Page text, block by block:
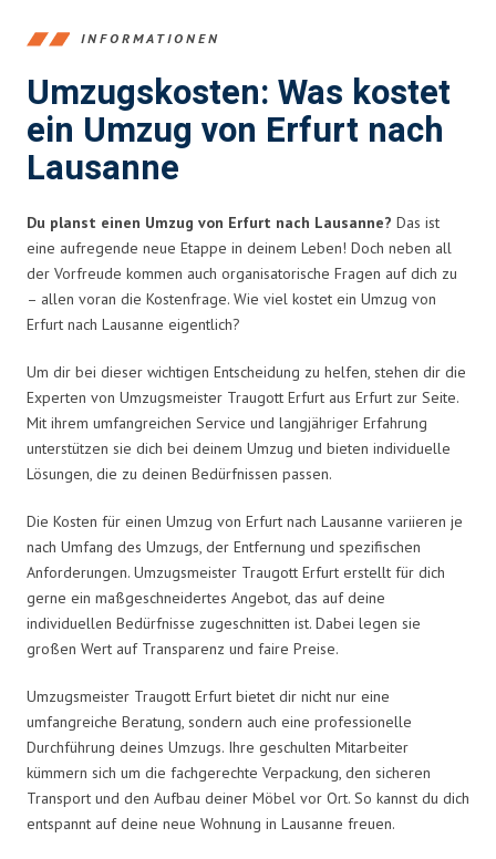
INFORMATIONEN
Umzugskosten: Was kostet
ein Umzug von Erfurt nach
Lausanne
Du planst einen Umzug von Erfurt nach Lausanne? Das ist
eine aufregende neue Etappe in deinem Leben! Doch neben all
der Vorfreude kommen auch organisatorische Fragen auf dich zu
– allen voran die Kostenfrage. Wie viel kostet ein Umzug von
Erfurt nach Lausanne eigentlich?
Um dir bei dieser wichtigen Entscheidung zu helfen, stehen dir die
Experten von Umzugsmeister Traugott Erfurt aus Erfurt zur Seite.
Mit ihrem umfangreichen Service und langjähriger Erfahrung
unterstützen sie dich bei deinem Umzug und bieten individuelle
Lösungen, die zu deinen Bedürfnissen passen.
Die Kosten für einen Umzug von Erfurt nach Lausanne variieren je
nach Umfang des Umzugs, der Entfernung und spezifischen
Anforderungen. Umzugsmeister Traugott Erfurt erstellt für dich
gerne ein maßgeschneidertes Angebot, das auf deine
individuellen Bedürfnisse zugeschnitten ist. Dabei legen sie
großen Wert auf Transparenz und faire Preise.
Umzugsmeister Traugott Erfurt bietet dir nicht nur eine
umfangreiche Beratung, sondern auch eine professionelle
Durchführung deines Umzugs. Ihre geschulten Mitarbeiter
kümmern sich um die fachgerechte Verpackung, den sicheren
Transport und den Aufbau deiner Möbel vor Ort. So kannst du dich
entspannt auf deine neue Wohnung in Lausanne freuen.